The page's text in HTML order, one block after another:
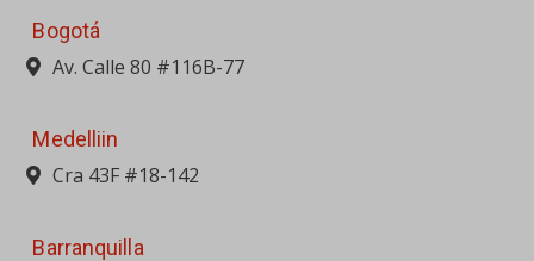
Bogotá
Av. Calle 80 #116B-77
Medelliin
Cra 43F #18-142
Barranquilla